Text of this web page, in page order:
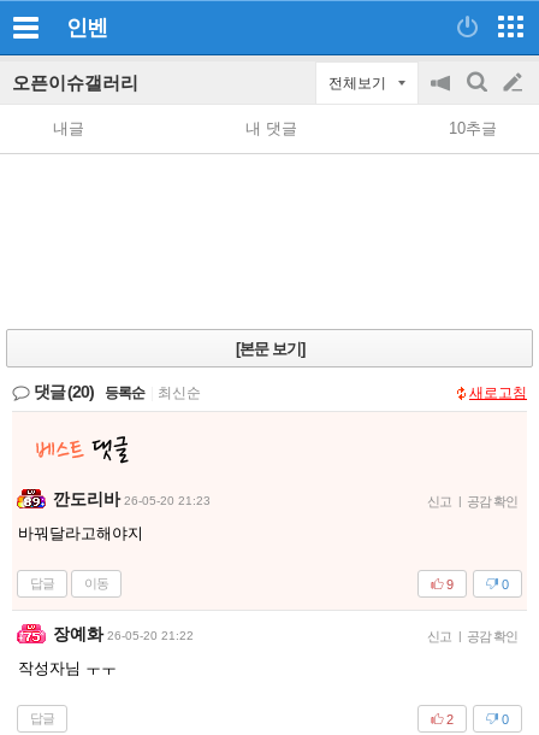
인벤
오픈이슈갤러리 전체보기
공
지
on/off
검
색
글
쓰
내글 내 댓글 10추글
[본문 보기]
댓글(20) 등록순 최신순 새로고침
깐도리바 26-05-20 21:23 신고 | 공감 확인
바꿔달라고해야지
답글 이동 0
9
장예화 26-05-20 21:22 신고 | 공감 확인
작성자님 ㅜㅜ
답글 0
2